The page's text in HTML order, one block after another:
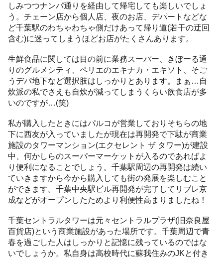
しみつつナンパ通りを経由して帰宅しても楽しいでしょ
う。チェーン店から個人店、夜のお店、デパートなどな
ど千葉駅のわちゃわちゃ側だけあって帰り道(若干の迂回
含む)に迷ってしまうほどお店がたくさんあります。
生鮮食品に関しては目の前に業務スーパー、きぼーる通
りのグルメシティ、ペリエのエキナカ・エキソト、そご
うデパ地下など選択肢はしっかりとあります。まぁ…自
炊派の私でさえも自炊が減ってしまうくらい飲食店が多
いのですが…(笑)
私が購入したときにはパルコが営業しておりそちらの地
下に西友が入っていましたが現在は再開発で下駄が商業
施設のタワーマンション(エクセレント ザ タワー)が建設
中、何かしらのスーパーマーケットが入るのであればよ
り便利になることでしょう。千葉駅周辺の再開発は続い
ていきますから今から購入しても街の発展を楽しむこと
ができます。千葉中央駅ビル再開発が完了してリブレ京
成などがオープンしたためより利便性高まりましたね！
千葉セントラルタワーは元々セントラルプラザ(旧奈良屋
百貨店)という商業施設があった場所です。千葉周辺で青
春を過ごした人はしっかりと記憶に残っているのではな
いでしょうか。私自身は高校時代に蘇我住みのJKと付き